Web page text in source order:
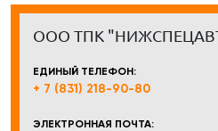
ООО ТПК
ЕДИНЫЙ ТЕЛЕФОН:
+ 7 (831) 218-90-80
ЭЛЕКТРОННАЯ ПОЧТА: